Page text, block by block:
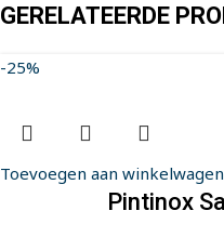
GERELATEERDE
-25%
Toevoegen aan winkelwagen
Pintinox